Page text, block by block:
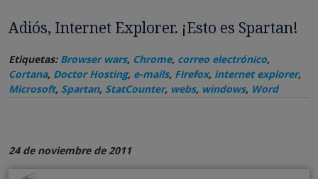
Adiós, Internet Explorer. ¡Esto es Spartan!
Etiquetas: Browser wars, Chrome, correo electrónico,
Cortana, Doctor Hosting, e-mails, Firefox, internet explorer,
Microsoft, Spartan, StatCounter, webs, windows, Word
24 de noviembre de 2011